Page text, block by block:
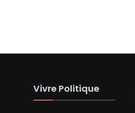
Vivre Politique